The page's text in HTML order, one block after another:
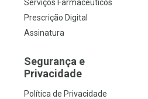
Serviços Farmacêuticos
Prescrição Digital
Assinatura
Segurança e
Privacidade
Política de Privacidade